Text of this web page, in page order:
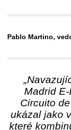
Pablo Martino,
Madrid
Circuito
ukázal jako
které